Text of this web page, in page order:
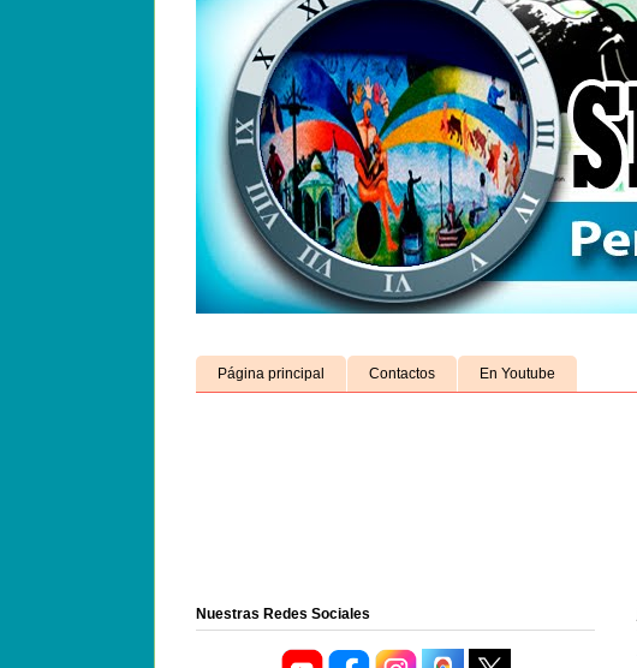
Página principal Contactos En Youtube
Nuestras Redes Sociales